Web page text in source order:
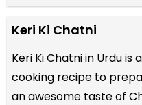
Keri Ki Chatni
Keri Ki Chatni in Urdu
cooking recipe to
an awesome taste of